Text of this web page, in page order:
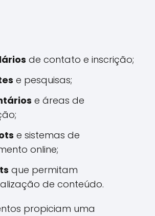
de contato e inscrição;
e pesquisas;
e áreas de
e sistemas de
online;
que permitam
de conteúdo.
propiciam uma